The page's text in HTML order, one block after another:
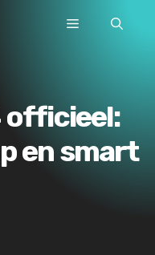
Menu
officieel:
en smart